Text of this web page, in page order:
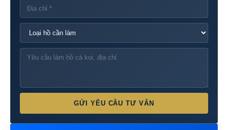
GỬI YÊU CẦU TƯ VẤN